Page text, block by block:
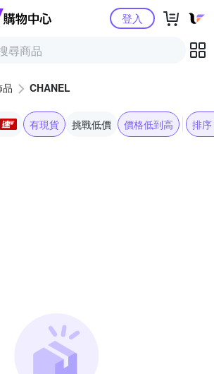
Yahoo購物中心登入
CHANEL
有現貨 挑戰低價 價格低到高 排序